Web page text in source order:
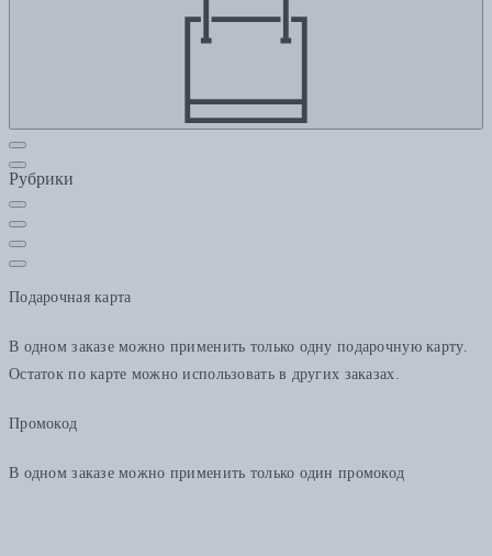
Рубрики
Подарочная карта
В одном заказе можно применить только одну подарочную карту.
Остаток по карте можно использовать в других заказах.
Промокод
В одном заказе можно применить только один промокод